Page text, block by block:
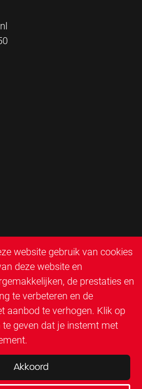
website gebruik van cookies
deze website en
de prestaties en
te verbeteren en de
aanbod te verhogen. Klik op
geven dat je instemt met
.
Akkoord